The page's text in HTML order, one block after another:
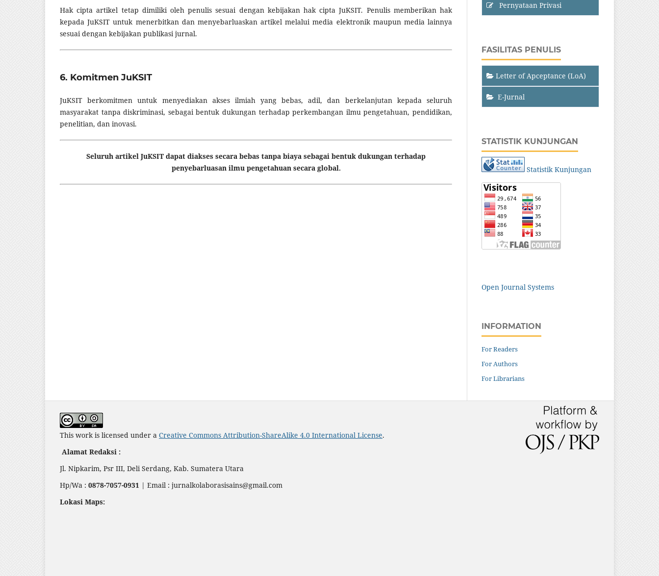
Hak cipta artikel tetap dimiliki oleh penulis sesuai dengan kebijakan hak cipta JuKSIT. Penulis memberikan hak
kepada JuKSIT untuk menerbitkan dan menyebarluaskan artikel melalui media elektronik maupun media lainnya
sesuai dengan kebijakan publikasi jurnal.
6. Komitmen JuKSIT
JuKSIT berkomitmen untuk menyediakan akses ilmiah yang bebas, adil, dan berkelanjutan kepada seluruh
masyarakat tanpa diskriminasi, sebagai bentuk dukungan terhadap perkembangan ilmu pengetahuan, pendidikan,
penelitian, dan inovasi.
Seluruh artikel JuKSIT dapat diakses secara bebas tanpa biaya sebagai bentuk dukungan terhadap
penyebarluasan ilmu pengetahuan secara global.
Pernyataan Privasi
FASILITAS PENULIS
Letter of Apceptance (LoA)
E-Jurnal
STATISTIK KUNJUNGAN
Statistik Kunjungan
Open Journal Systems
INFORMATION
For Readers
For Authors
For Librarians
This work is licensed under a Creative Commons Attribution-ShareAlike 4.0 International License.
Alamat Redaksi :
Jl. Nipkarim, Psr III, Deli Serdang, Kab. Sumatera Utara
Hp/Wa : 0878-7057-0931 | Email : jurnalkolaborasisains@gmail.com
Lokasi Maps: